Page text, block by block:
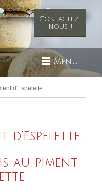
Menu
Contactez-
nous !
d'Espelette
au piment